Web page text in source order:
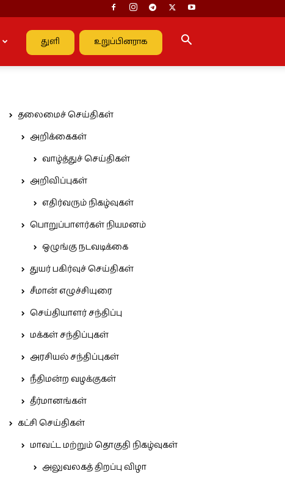
துளி உறுப்பினராக
தலைமைச் செய்திகள்
அறிக்கைகள்
வாழ்த்துச் செய்திகள்
அறிவிப்புகள்
எதிர்வரும் நிகழ்வுகள்
பொறுப்பாளர்கள் நியமனம்
ஒழுங்கு நடவடிக்கை
துயர் பகிர்வுச் செய்திகள்
சீமான் எழுச்சியுரை
செய்தியாளர் சந்திப்பு
மக்கள் சந்திப்புகள்
அரசியல் சந்திப்புகள்
நீதிமன்ற வழக்குகள்
தீர்மானங்கள்
கட்சி செய்திகள்
மாவட்ட மற்றும் தொகுதி நிகழ்வுகள்
அலுவலகத் திறப்பு விழா